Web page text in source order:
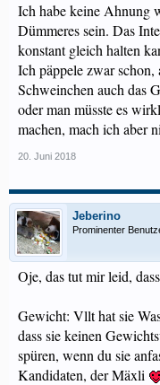
Ich habe keine Ahnung
Dümmeres sein. Das
konstant gleich halten
Ich päppele zwar schon,
Schweinchen auch das
oder man müsste es
machen, mach ich aber
20. Juni 2018
Jeberino
Prominenter
Oje, das tut mir leid,
Gewicht: Vllt hat sie
dass sie keinen
spüren, wenn du sie
Kandidaten, der Mäxli